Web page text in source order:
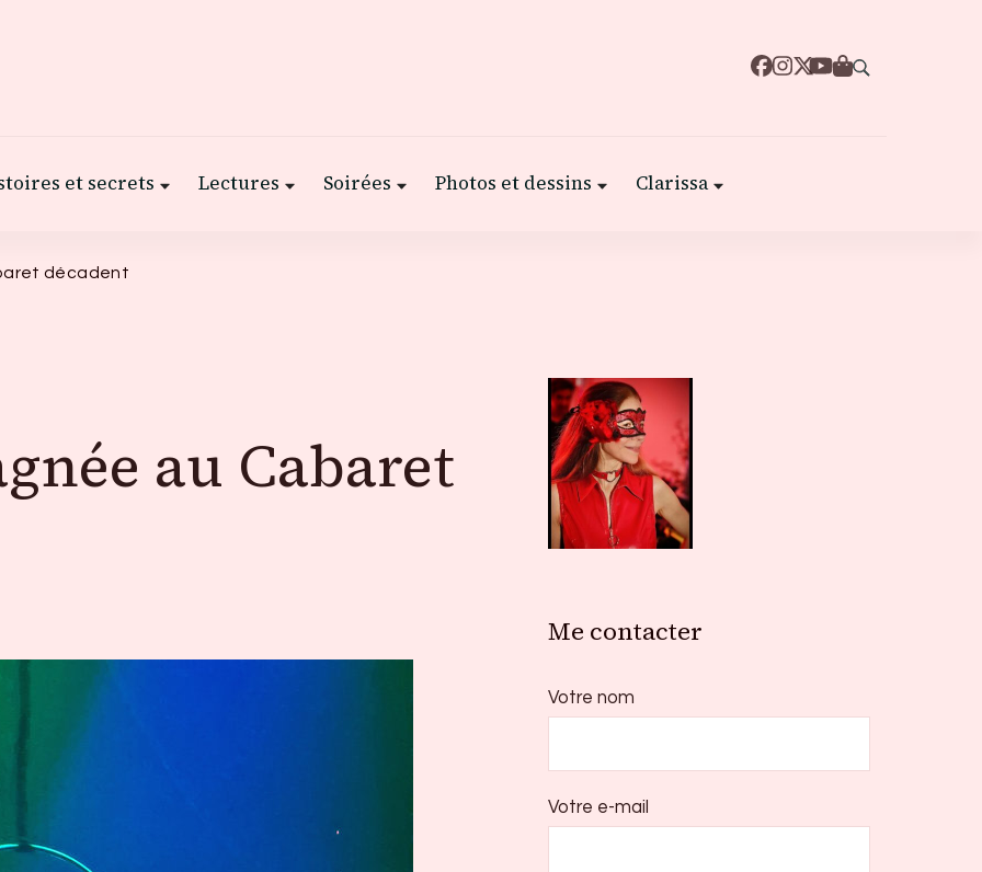
et secrets Lectures Soirées Photos et dessins Clarissa
décadent
au Cabaret
Me contacter
Votre nom
Votre e-mail